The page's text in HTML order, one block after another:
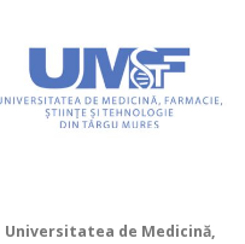
Universitatea de Medicină,